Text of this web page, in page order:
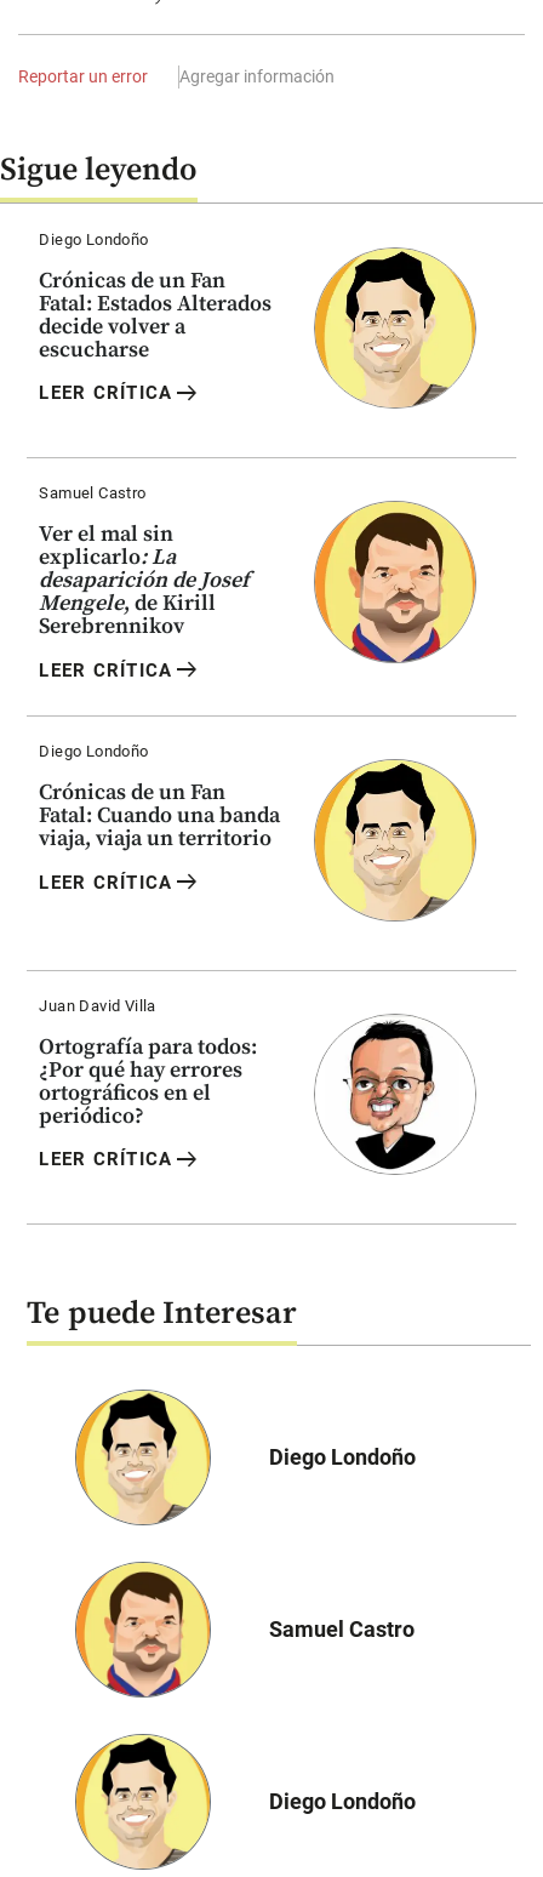
Reportar un error Agregar información
Sigue leyendo
Diego Londoño
Crónicas de un Fan
Fatal: Estados Alterados
decide volver a
escucharse
LEER CRÍTICA arrow_right_alt
Samuel Castro
Ver el mal sin
explicarlo: La
desaparición de Josef
Mengele, de Kirill
Serebrennikov
LEER CRÍTICA arrow_right_alt
Diego Londoño
Crónicas de un Fan
Fatal: Cuando una banda
viaja, viaja un territorio
LEER CRÍTICA arrow_right_alt
Juan David Villa
Ortografía para todos:
¿Por qué hay errores
ortográficos en el
periódico?
LEER CRÍTICA arrow_right_alt
Te puede Interesar
Diego Londoño
Samuel Castro
Diego Londoño